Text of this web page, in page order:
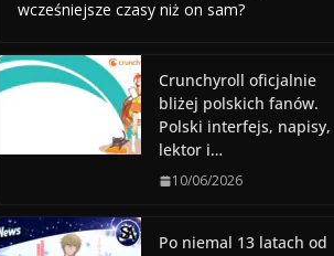
wcześniejsze czasy niż on sam?
Crunchyroll oficjalnie
bliżej polskich fanów.
Polski interfejs, napisy,
lektor i…
10/06/2026
Po niemal 13 latach od